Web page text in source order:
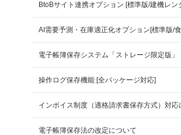
BtoBサイト連携オプション [標準版/建機レン
AI需要予測・在庫適正化オプション[標準版/
電子帳簿保存システム「ストレージ限定版」
操作ログ保存機能 [全パッケージ対応]
インボイス制度（適格請求書保存方式）対応
電子帳簿保存法の改定について